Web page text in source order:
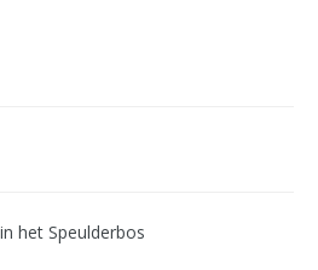
het Speulderbos